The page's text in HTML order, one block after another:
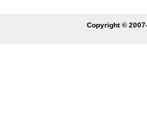
Copyright ©